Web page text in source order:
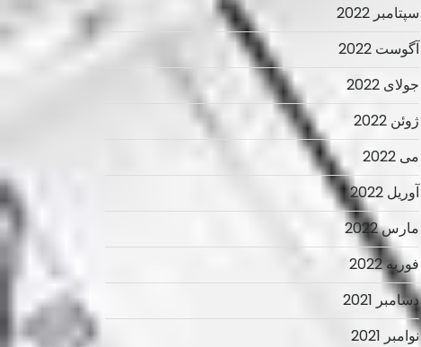
سپتامبر 2022
آگوست 2022
جولای 2022
ژوئن 2022
می 2022
آوریل 2022
مارس 2022
فوریه 2022
دسامبر 2021
نوامبر 2021